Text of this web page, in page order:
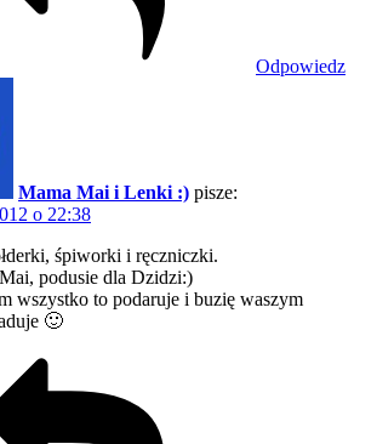
Odpowiedz
Mama Mai i Lenki :) pisze:
o 22:38
śpiworki i ręczniczki.
podusie dla Dzidzi:)
wszystko to podaruje i buzię waszym
🙂